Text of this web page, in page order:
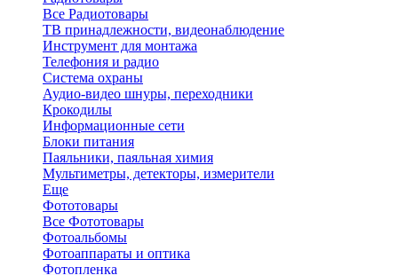
Все Радиотовары
ТВ принадлежности, видеонаблюдение
Инструмент для монтажа
Телефония и радио
Система охраны
Аудио-видео шнуры, переходники
Крокодилы
Информационные сети
Блоки питания
Паяльники, паяльная химия
Мультиметры, детекторы, измерители
Еще
Фототовары
Все Фототовары
Фотоальбомы
Фотоаппараты и оптика
Фотопленка